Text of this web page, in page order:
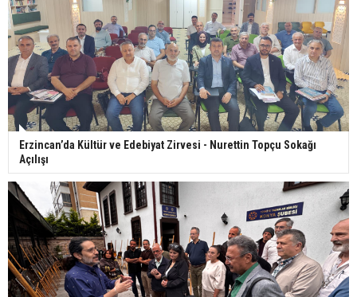
Erzincan’da Kültür ve Edebiyat Zirvesi - Nurettin Topçu Sokağı
Açılışı